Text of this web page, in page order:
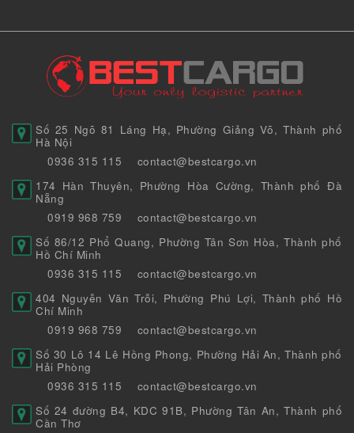
Số 25 Ngõ 81 Láng Hạ, Phường Giảng Võ, Thành phố
Hà Nội
0936 315 115
contact@bestcargo.vn
174 Hàn Thuyên, Phường Hòa Cường, Thành phố Đà
Nẵng
0919 968 759
contact@bestcargo.vn
Số 86/12 Phổ Quang, Phường Tân Sơn Hòa, Thành phố
Hồ Chí Minh
0936 315 115
contact@bestcargo.vn
404 Nguyễn Văn Trỗi, Phường Phú Lợi, Thành phố Hồ
Chí Minh
0919 968 759
contact@bestcargo.vn
Số 30 Lô 14 Lê Hồng Phong, Phường Hải An, Thành phố
Hải Phòng
0936 315 115
contact@bestcargo.vn
Số 24 đường B4, KDC 91B, Phường Tân An, Thành phố
Cần Thơ